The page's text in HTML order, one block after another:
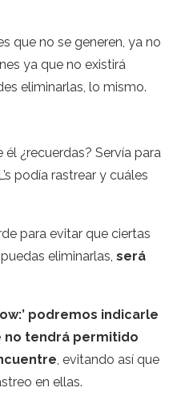
que no se generen, ya no
ya que no existirá
eliminarlas, lo mismo.
¿recuerdas? Servía para
podía rastrear y cuáles
para evitar que ciertas
eliminarlas, será
podremos indicarle
no tendrá permitido
, evitando así que
en ellas.